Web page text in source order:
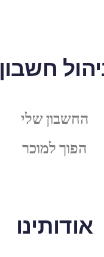
חשבון
החשבון שלי
הפוך למוכר
אודותינו